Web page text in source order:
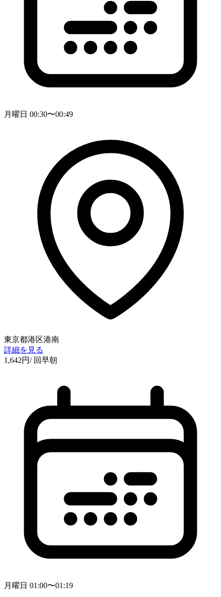
月曜日 00:30〜00:49
東京都港区港南
詳細を見る
1,642円/ 回早朝
月曜日 01:00〜01:19